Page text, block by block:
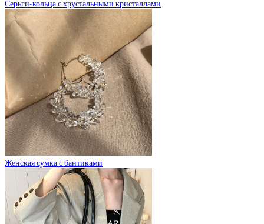
Серьги-кольца с хрустальными кристаллами
Женская сумка с бантиками